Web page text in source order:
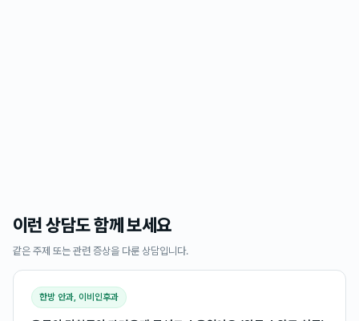
이런 상담도 함께 보세요
같은 주제 또는 관련 증상을 다룬 상담입니다.
한방 안과, 이비인후과